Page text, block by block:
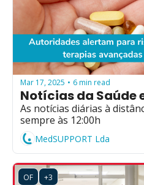
Mar 17, 2025 • 6 min read
Notícias da Saúde
As notícias diárias à
sempre às 12:00h
MedSUPPORT Lda
OF +3